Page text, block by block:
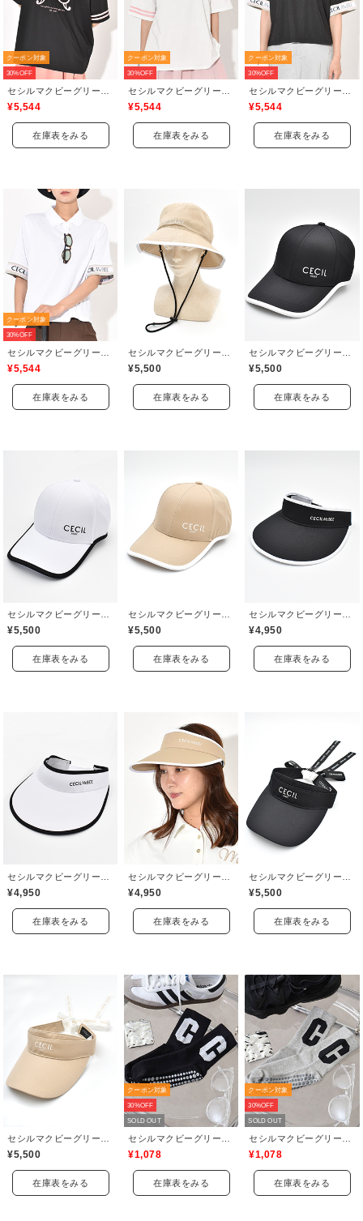
クーポン対象
30%OFF
¥5,544
在庫表をみる
クーポン対象
30%OFF
¥5,544
在庫表をみる
クーポン対象
30%OFF
¥5,544
在庫表をみる
クーポン対象
30%OFF
¥5,544
在庫表をみる
¥5,500
在庫表をみる
¥5,500
在庫表をみる
¥5,500
在庫表をみる
¥5,500
在庫表をみる
¥4,950
在庫表をみる
¥4,950
在庫表をみる
¥4,950
在庫表をみる
¥5,500
在庫表をみる
¥5,500
在庫表をみる
クーポン対象
30%OFF
SOLD OUT
¥1,078
在庫表をみる
クーポン対象
30%OFF
SOLD OUT
¥1,078
在庫表をみる